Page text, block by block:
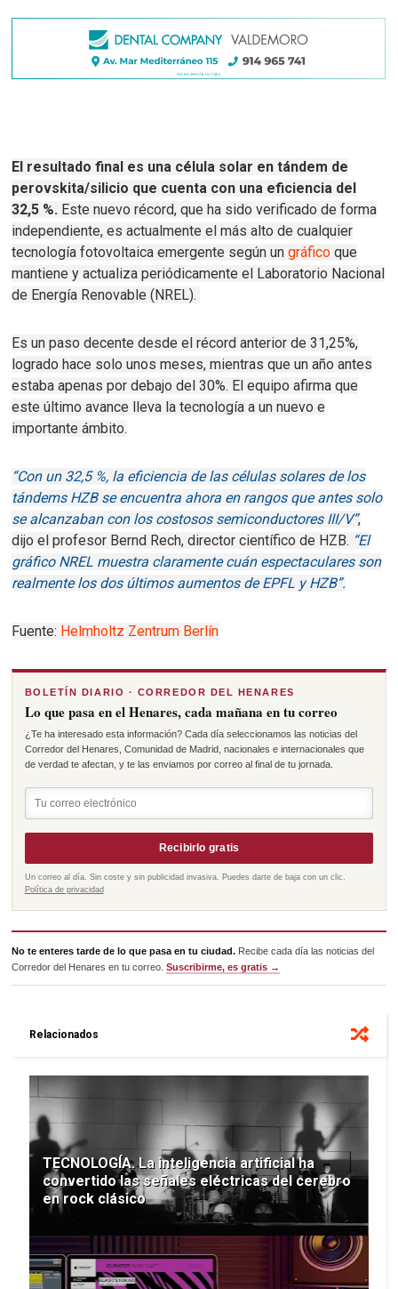
El resultado final es una célula solar en tándem de
perovskita/silicio que cuenta con una eficiencia del
32,5 %. Este nuevo récord, que ha sido verificado de forma
independiente, es actualmente el más alto de cualquier
tecnología fotovoltaica emergente según ungráfico que
mantiene y actualiza periódicamente el Laboratorio Nacional
de Energía Renovable (NREL).
Es un paso decente desde elrécord anterior de 31,25%,
logrado hace solo unos meses, mientras que un año antes
estaba apenaspor debajo del 30%. El equipo afirma que
este último avance lleva la tecnología a un nuevo e
importante ámbito.
“Con un 32,5 %, la eficiencia de las células solares de los
tándems HZB se encuentra ahora en rangos que antes solo
se alcanzaban con los costosos semiconductores III/V”,
dijo el profesor Bernd Rech, director científico de HZB. “El
gráfico NREL muestra claramente cuán espectaculares son
realmente los dos últimos aumentos de EPFL y HZB”.
Fuente: Helmholtz Zentrum Berlín
BOLETÍN DIARIO · CORREDOR DEL HENARES
Lo que pasa en el Henares, cada mañana en tu correo
¿Te ha interesado esta información? Cada día seleccionamos las noticias del
Corredor del Henares, Comunidad de Madrid, nacionales e internacionales que
de verdad te afectan, y te las enviamos por correo al final de tu jornada.
Recibirlo gratis
Un correo al día. Sin coste y sin publicidad invasiva. Puedes darte de baja con un clic.
Política de privacidad
No te enteres tarde de lo que pasa en tu ciudad. Recibe cada día las noticias del
Corredor del Henares en tu correo.Suscribirme, es gratis →
Relacionados
TECNOLOGÍA. La inteligencia artificial ha
convertido las señales eléctricas del cerebro
en rock clásico